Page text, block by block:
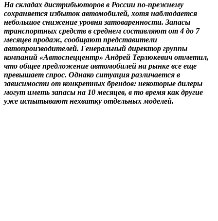
На складах дистрибьюторов в России по-прежнему
сохраняется избыток автомобилей, хотя наблюдается
небольшое снижение уровня затоваренности. Запасы
транспортных средств в среднем составляют от 4 до 7
месяцев продаж, сообщают представители
автопроизводителей. Генеральный директор группы
компаний «Автоспеццентр» Андрей Терлюкевич отметил,
что общее предложение автомобилей на рынке все еще
превышает спрос. Однако ситуация различается в
зависимости от конкретных брендов: некоторые дилеры
могут иметь запасы на 10 месяцев, в то время как другие
уже испытывают нехватку отдельных моделей.